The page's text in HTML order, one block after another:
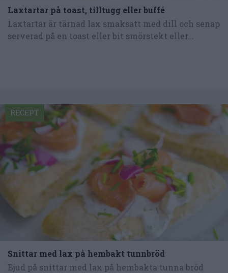
Laxtartar på toast, tilltugg eller buffé
Laxtartar är tärnad lax smaksatt med dill och senap
serverad på en toast eller bit smörstekt eller...
Snittar med lax på hembakt tunnbröd
Bjud på snittar med lax på hembakta tunna bröd
RECEPT